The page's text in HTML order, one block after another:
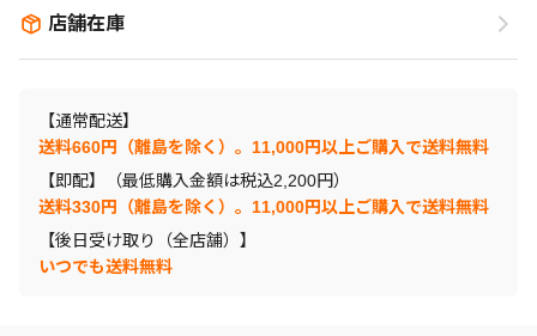
店舗在庫
【通常配送】
送料660円（離島を除く）。11,000円以上ご購入で送料無料
【即配】（最低購入金額は税込2,200円）
送料330円（離島を除く）。11,000円以上ご購入で送料無料
【後日受け取り（全店舗）】
いつでも送料無料